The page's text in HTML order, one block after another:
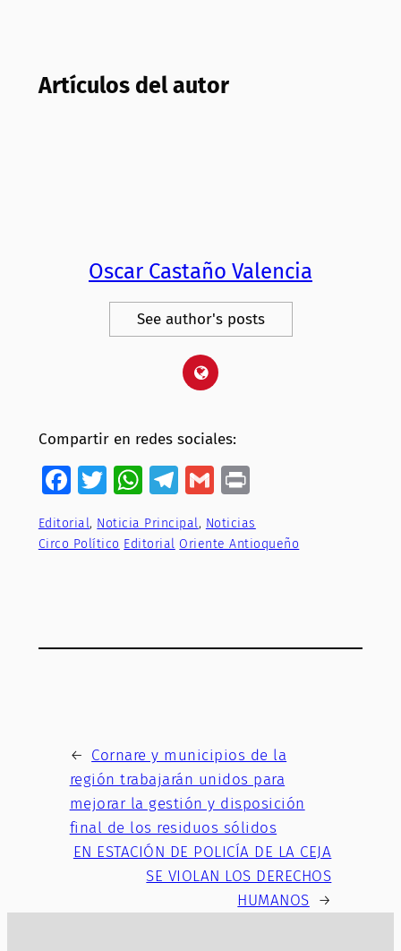
Artículos del autor
Oscar Castaño Valencia
See author's posts
Compartir en redes sociales:
Facebook
Twitter
WhatsApp
Telegram
GmailPrint
Editorial, Noticia Principal, Noticias
Circo Político Editorial Oriente Antioqueño
← Cornare y municipios de la
región trabajarán unidos para
mejorar la gestión y disposición
final de los residuos sólidos
EN ESTACIÓN DE POLICÍA DE LA CEJA
SE VIOLAN LOS DERECHOS
HUMANOS →